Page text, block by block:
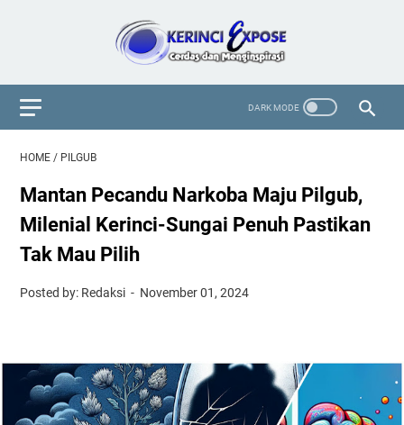
HOME / PILGUB
Mantan Pecandu Narkoba Maju Pilgub,
Milenial Kerinci-Sungai Penuh Pastikan
Tak Mau Pilih
Posted by: Redaksi November 01, 2024